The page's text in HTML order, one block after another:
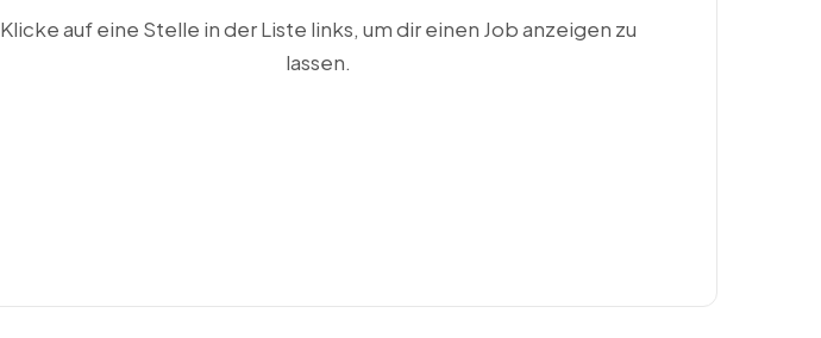
Klicke auf eine Stelle in der Liste links, um dir einen Job anzeigen zu
lassen.